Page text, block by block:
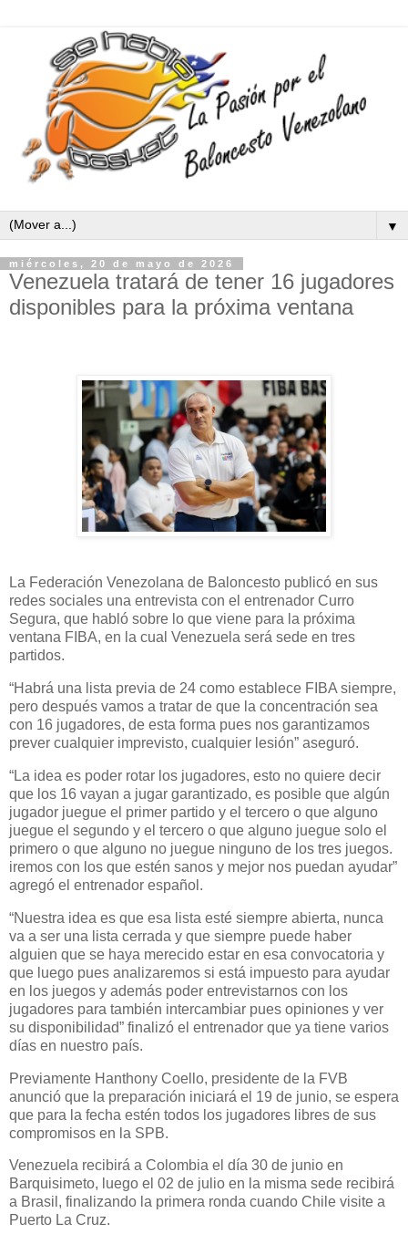
▼
miércoles, 20 de mayo de 2026
Venezuela tratará de tener 16 jugadores
disponibles para la próxima ventana
La Federación Venezolana de Baloncesto publicó en sus
redes sociales una entrevista con el entrenador Curro
Segura, que habló sobre lo que viene para la próxima
ventana FIBA, en la cual Venezuela será sede en tres
partidos.
“Habrá una lista previa de 24 como establece FIBA siempre,
pero después vamos a tratar de que la concentración sea
con 16 jugadores, de esta forma pues nos garantizamos
prever cualquier imprevisto, cualquier lesión” aseguró.
“La idea es poder rotar los jugadores, esto no quiere decir
que los 16 vayan a jugar garantizado, es posible que algún
jugador juegue el primer partido y el tercero o que alguno
juegue el segundo y el tercero o que alguno juegue solo el
primero o que alguno no juegue ninguno de los tres juegos.
iremos con los que estén sanos y mejor nos puedan ayudar”
agregó el entrenador español.
“Nuestra idea es que esa lista esté siempre abierta, nunca
va a ser una lista cerrada y que siempre puede haber
alguien que se haya merecido estar en esa convocatoria y
que luego pues analizaremos si está impuesto para ayudar
en los juegos y además poder entrevistarnos con los
jugadores para también intercambiar pues opiniones y ver
su disponibilidad” finalizó el entrenador que ya tiene varios
días en nuestro país.
Previamente Hanthony Coello, presidente de la FVB
anunció que la preparación iniciará el 19 de junio, se espera
que para la fecha estén todos los jugadores libres de sus
compromisos en la SPB.
Venezuela recibirá a Colombia el día 30 de junio en
Barquisimeto, luego el 02 de julio en la misma sede recibirá
a Brasil, finalizando la primera ronda cuando Chile visite a
Puerto La Cruz.